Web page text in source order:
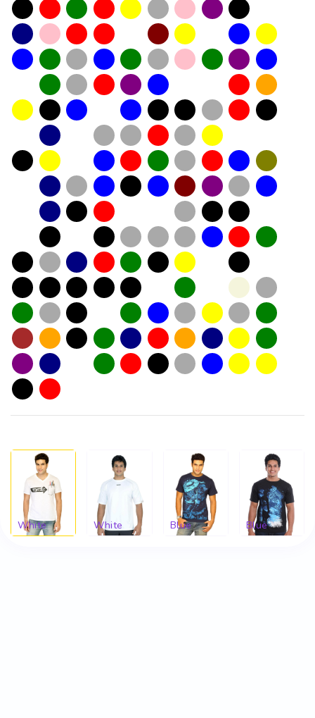
White White Blue Blue